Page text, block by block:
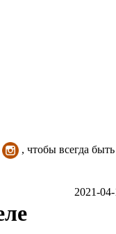
, чтобы всегда
2021-